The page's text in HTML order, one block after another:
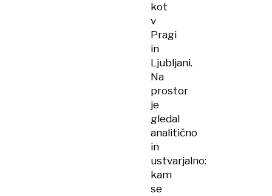
kot
v
Pragi
in
Ljubljani.
Na
prostor
je
gledal
analitično
in
ustvarjalno:
kam
se